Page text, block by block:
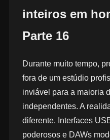
inteiros em
Parte 16
Durante muito tempo,
fora de um estúdio
inviável para a maioria
independentes. A
diferente. Interfaces
poderosos e DAWs